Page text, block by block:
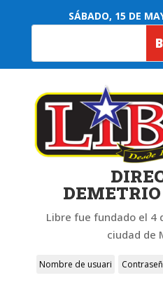
SÁBADO, 15 DE
Libre fue fundado el 4
ciudad de